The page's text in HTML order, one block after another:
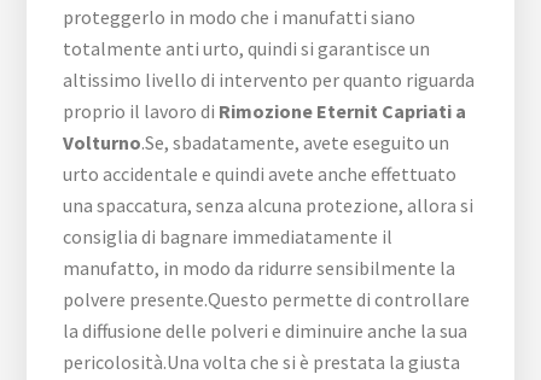
proteggerlo in modo che i manufatti siano
totalmente anti urto, quindi si garantisce un
altissimo livello di intervento per quanto riguarda
proprio il lavoro di Rimozione Eternit Capriati a
Volturno.Se, sbadatamente, avete eseguito un
urto accidentale e quindi avete anche effettuato
una spaccatura, senza alcuna protezione, allora si
consiglia di bagnare immediatamente il
manufatto, in modo da ridurre sensibilmente la
polvere presente.Questo permette di controllare
la diffusione delle polveri e diminuire anche la sua
pericolosità.Una volta che si è prestata la giusta